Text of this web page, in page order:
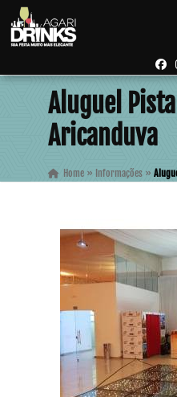
Aluguel
Aricanduva
Home» Informações »